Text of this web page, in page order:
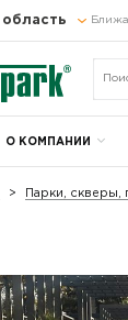
О КОМПАНИИ
Парки, скверы,